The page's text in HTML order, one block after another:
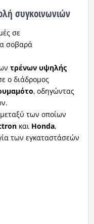
συγκοινωνιών
σε
σοβαρά
τρένων υψηλής
ο διάδρομος
, οδηγώντας
των οποίων
και Honda,
των εγκαταστάσεών